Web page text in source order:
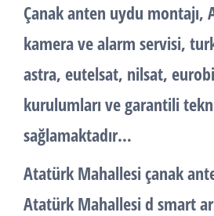
Çanak anten uydu montajı,
kamera ve alarm servisi,
astra, eutelsat, nilsat,
kurulumları ve garantili
sağlamaktadır…
Atatürk Mahallesi çanak
Atatürk Mahallesi d smart